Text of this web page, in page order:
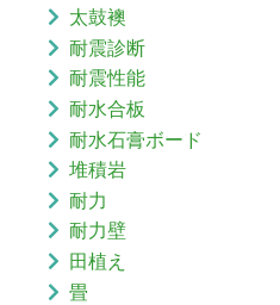
太鼓襖
耐震診断
耐震性能
耐水合板
耐水石膏ボード
堆積岩
耐力
耐力壁
田植え
畳